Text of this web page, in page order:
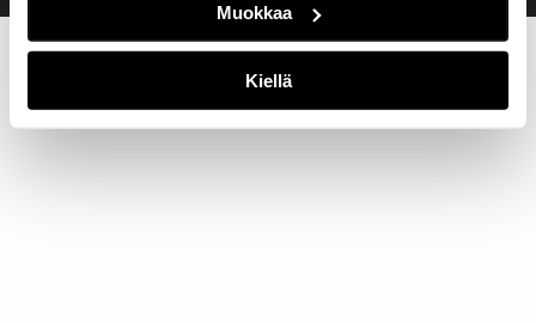
Muokkaa
Kiellä